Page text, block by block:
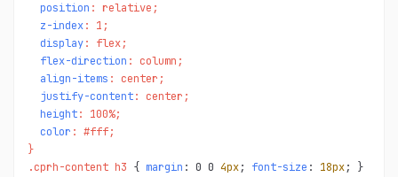
position : relative;
z-index: 1;
display: flex;
flex-direction : column;
align-items : center;
justify-content: center;
height: 100%;
color : #fff;
}
.cprh-content h3 { margin : 0 0 4px; font-size : 18px